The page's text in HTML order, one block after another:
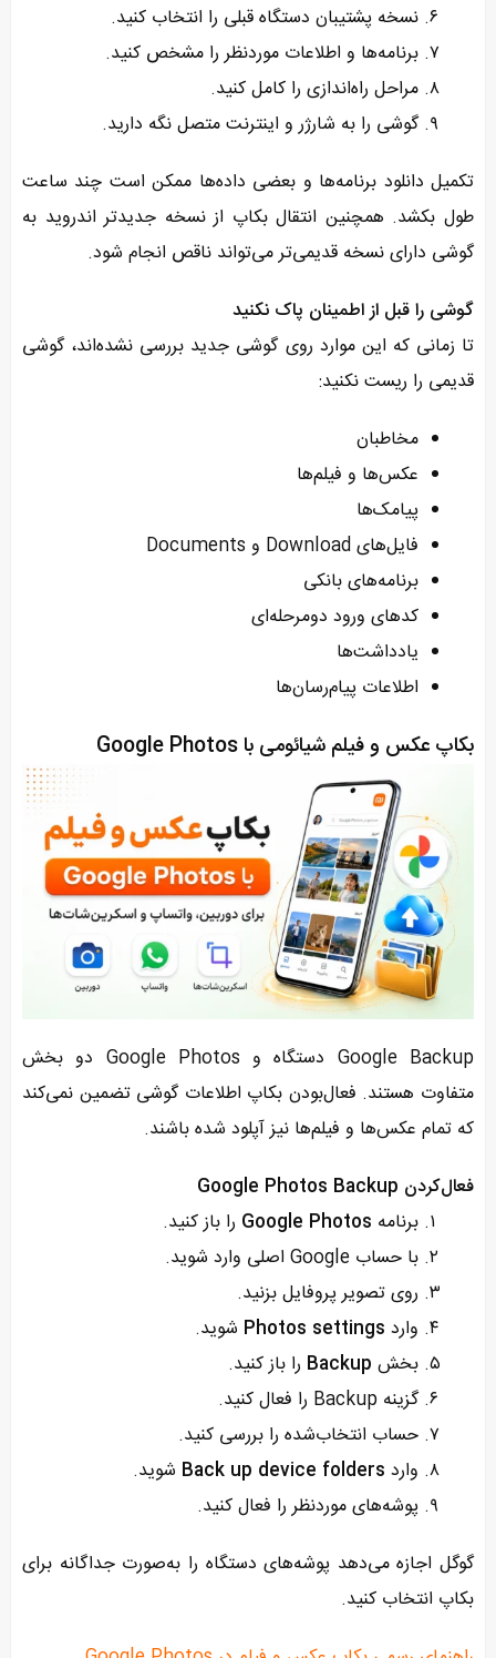
نسخه پشتیبان دستگاه قبلی را انتخاب کنید.
برنامه‌ها و اطلاعات موردنظر را مشخص کنید.
مراحل راه‌اندازی را کامل کنید.
گوشی را به شارژر و اینترنت متصل نگه دارید.
تکمیل دانلود برنامه‌ها و بعضی داده‌ها ممکن است چند ساعت
طول بکشد. همچنین انتقال بکاپ از نسخه جدیدتر اندروید به
گوشی دارای نسخه قدیمی‌تر می‌تواند ناقص انجام شود.
گوشی را قبل از اطمینان پاک نکنید
تا زمانی که این موارد روی گوشی جدید بررسی نشده‌اند، گوشی
قدیمی را ریست نکنید:
مخاطبان
عکس‌ها و فیلم‌ها
پیامک‌ها
فایل‌های Download و Documents
برنامه‌های بانکی
کدهای ورود دومرحله‌ای
یادداشت‌ها
اطلاعات پیام‌رسان‌ها
بکاپ عکس و فیلم شیائومی با Google Photos
Google Backup دستگاه و Google Photos دو بخش
متفاوت هستند. فعال‌بودن بکاپ اطلاعات گوشی تضمین نمی‌کند
که تمام عکس‌ها و فیلم‌ها نیز آپلود شده باشند.
فعال‌کردن Google Photos Backup
برنامه Google Photos را باز کنید.
با حساب Google اصلی وارد شوید.
روی تصویر پروفایل بزنید.
وارد Photos settings شوید.
بخش Backup را باز کنید.
گزینه Backup را فعال کنید.
حساب انتخاب‌شده را بررسی کنید.
وارد Back up device folders شوید.
پوشه‌های موردنظر را فعال کنید.
گوگل اجازه می‌دهد پوشه‌های دستگاه را به‌صورت جداگانه برای
بکاپ انتخاب کنید.